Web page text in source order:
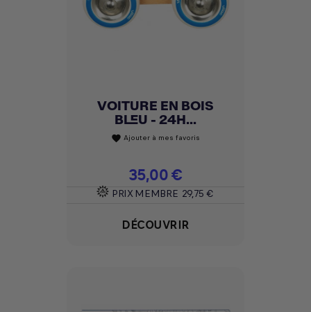
VOITURE EN BOIS
BLEU - 24H...
favorite Ajouter à mes favoris
Prix
35,00 €
PRIX MEMBRE 29,75 €
DÉCOUVRIR